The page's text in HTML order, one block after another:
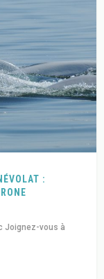
:
Joignez-vous à